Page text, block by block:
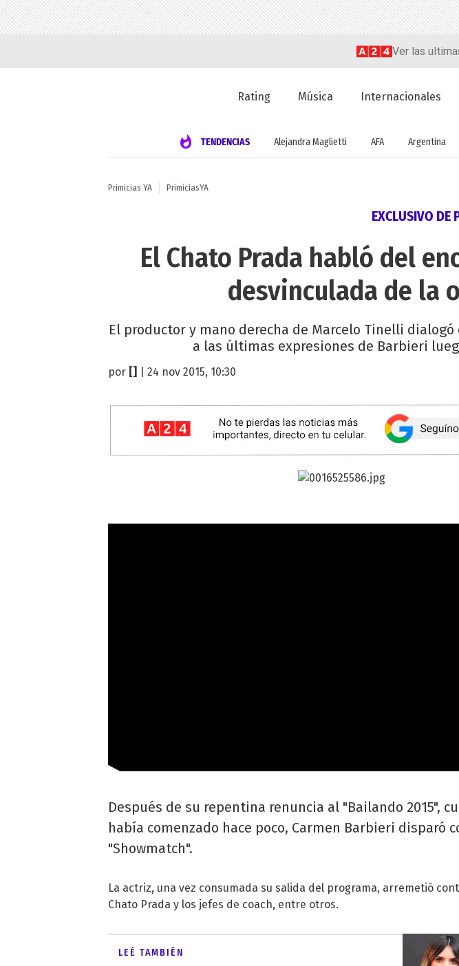
Ver las
Rating Música Internacionales
TENDENCIAS Alejandra Maglietti AFA Argentina
Primicias YA PrimiciasYA
EXCLUSIVO DE
El Chato Prada habló del
desvinculada de la
El productor y mano derecha de Marcelo Tinelli
a las últimas expresiones de Barbieri
por | 24 nov 2015, 10:30
Después de su repentina renuncia al "Bailando 2015",
había comenzado hace poco, Carmen Barbieri disparó
"Showmatch".
La actriz, una vez consumada su salida del programa, arremetió
Chato Prada y los jefes de coach, entre otros.
LEÉ TAMBIÉN